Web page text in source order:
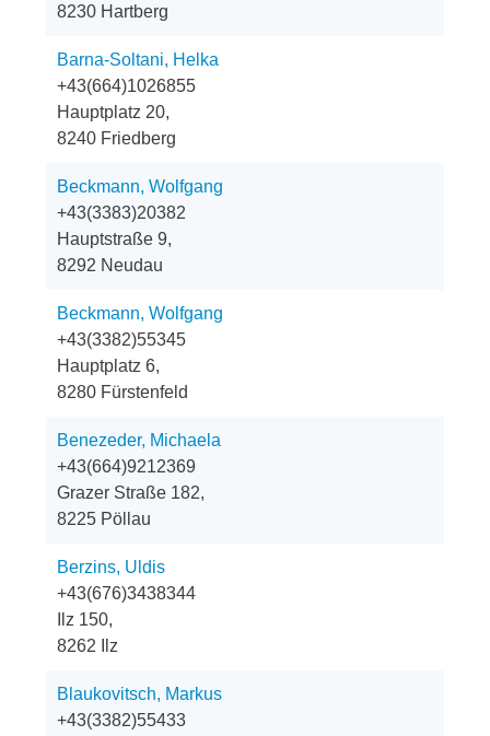
8230 Hartberg
Barna-Soltani, Helka
+43(664)1026855
Hauptplatz 20,
8240 Friedberg
Beckmann, Wolfgang
+43(3383)20382
Hauptstraße 9,
8292 Neudau
Beckmann, Wolfgang
+43(3382)55345
Hauptplatz 6,
8280 Fürstenfeld
Benezeder, Michaela
+43(664)9212369
Grazer Straße 182,
8225 Pöllau
Berzins, Uldis
+43(676)3438344
Ilz 150,
8262 Ilz
Blaukovitsch, Markus
+43(3382)55433